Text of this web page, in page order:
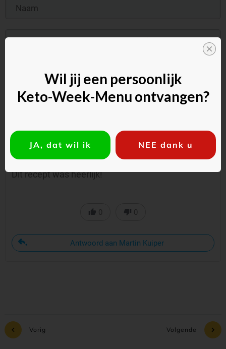
Martin Kuiper
Dit recept was heerlijk!
0 0
Antwoord aan Martin Kuiper
Vorig Volgende
Wil jij een persoonlijk
Keto-Week-Menu ontvangen?
JA, dat wil ik NEE dank u